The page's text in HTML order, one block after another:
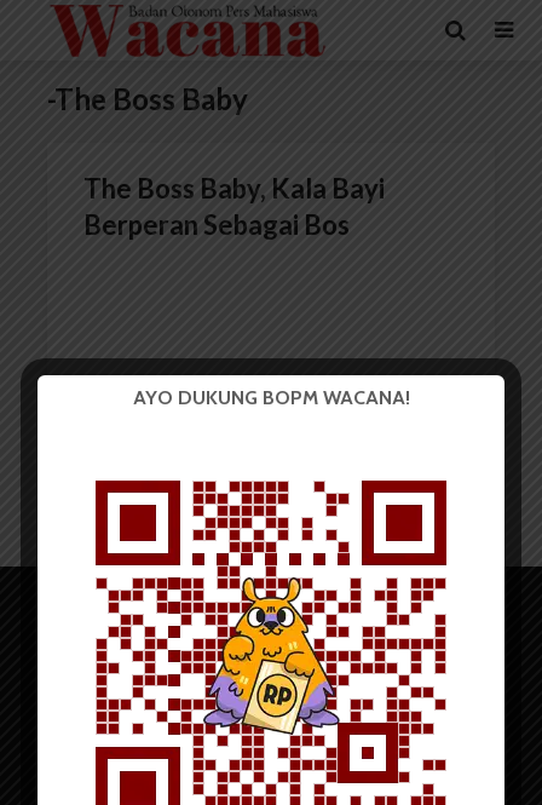
-The Boss Baby
The Boss Baby, Kala Bayi
Berperan Sebagai Bos
AYO DUKUNG BOPM WACANA!